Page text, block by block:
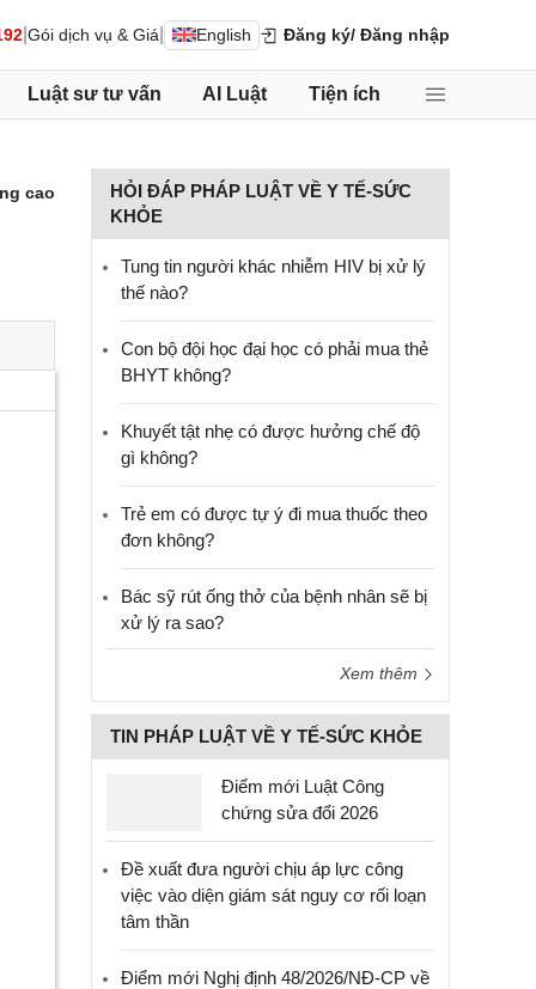
Gói dịch vụ & Giá English Đăng ký/ Đăng nhập
Luật sư tư vấn AI Luật Tiện ích
cao
HỎI ĐÁP PHÁP LUẬT VỀ Y TẾ-SỨC
KHỎE
Tung tin người khác nhiễm HIV bị xử lý
thế nào?
Con bộ đội học đại học có phải mua thẻ
BHYT không?
Khuyết tật nhẹ có được hưởng chế độ
gì không?
Trẻ em có được tự ý đi mua thuốc theo
đơn không?
Bác sỹ rút ống thở của bệnh nhân sẽ bị
xử lý ra sao?
Xem thêm
TIN PHÁP LUẬT VỀ Y TẾ-SỨC KHỎE
Điểm mới Luật Công
chứng sửa đổi 2026
Đề xuất đưa người chịu áp lực công
việc vào diện giám sát nguy cơ rối loạn
tâm thần
Điểm mới Nghị định 48/2026/NĐ-CP về